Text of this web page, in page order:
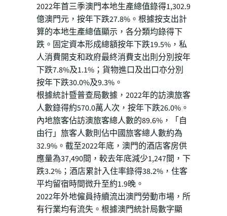
2022年首三季澳門本地生產總值錄得1,302.9
億澳門元，按年下跌27.8%。根據按支出計
算的本地生產總值顯示，各分類均錄得下
跌。固定資本形成總額按年下跌19.5%，私
人消費開支和政府最終消費支出則分別按年
下跌7.8%及1.1%；貨物進口及出口亦分別
按年下跌30.0%及9.3%。
根據統計暨普查局數據，2022年的訪澳旅客
人數錄得約570.0萬人次，按年下跌26.0%。
內地旅客佔訪澳旅客總人數的89.6%，「自
由行」旅客人數則佔中國旅客總人數約為
32.9%。截至2022年底，澳門的酒店客房供
應量為37,490間，較去年底減少1,247間，下
跌3.2%；酒店累計入住率錄得38.2%，住客
平均留宿時間微升至約1.9晚。
2022年外地僱員持續流出澳門勞動市場，所
有行業均有流失。根據澳門統計局數字顯